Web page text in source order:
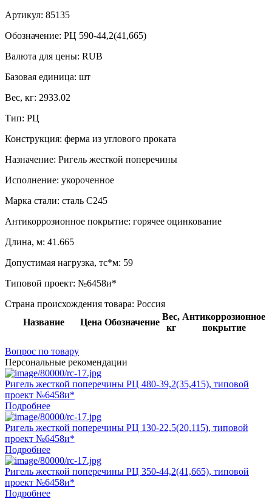
Артикул: 85135
Обозначение: РЦ 590-44,2(41,665)
Валюта для цены: RUB
Базовая единица: шт
Вес, кг: 2933.02
Тип: РЦ
Конструкция: ферма из углового проката
Назначение: Ригель жесткой поперечины
Исполнение: укороченное
Марка стали: сталь С245
Антикоррозионное покрытие: горячее оцинкование
Длина, м: 41.665
Допустимая нагрузка, тс*м: 59
Типовой проект: №6458и*
Страна происхождения товара: Россия
Название
Цена Обозначение
Вес,
кг
Антикоррозионное
покрытие
Вопрос по товару
Персональные рекомендации
Ригель жесткой поперечины РЦ 480-39,2(35,415), типовой
проект №6458и*
Подробнее
Ригель жесткой поперечины РЦ 130-22,5(20,115), типовой
проект №6458и*
Подробнее
Ригель жесткой поперечины РЦ 350-44,2(41,665), типовой
проект №6458и*
Подробнее